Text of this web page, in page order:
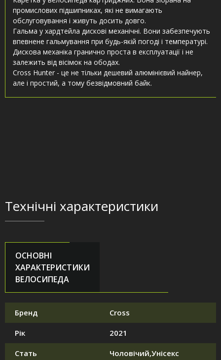
промислових підшипниках, які не вимагають
обслуговування і живуть досить довго.
Гальма у хардтейла дискові механічні. Вони забезпечують
впевнене гальмування при будь-якій погоді і температурі.
Дискова механіка гранично проста в експлуатації і не
залежить від вісімок на ободах.
Cross Hunter - це не тільки дешевий алюмінієвий найнер,
але і простий, а тому безвідмовний байк.
Технічні характеристики
ОСНОВНІ
ХАРАКТЕРИСТИКИ
ВЕЛОСИПЕДА
Бренд Cross
Рік 2021
Стать Чоловічий,Унісекс